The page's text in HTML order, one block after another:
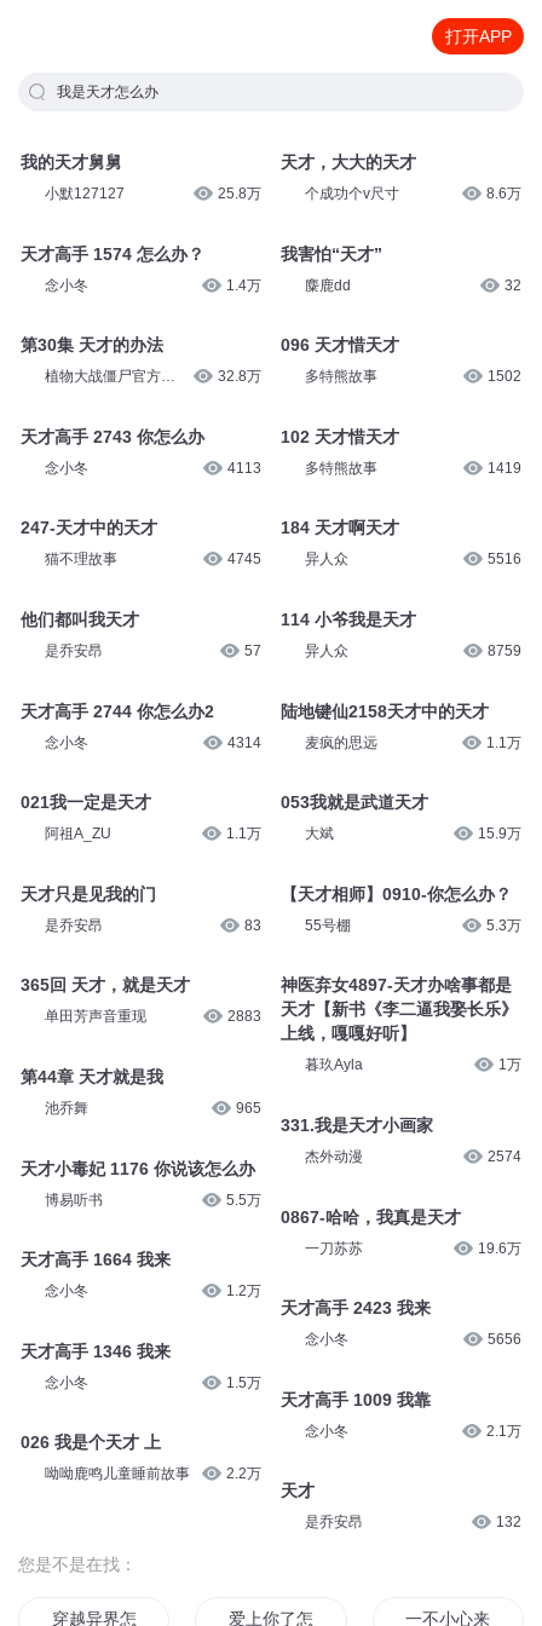
打开APP
我是天才怎么办
我的天才舅舅
小默127127 25.8万
天才高手 1574 怎么办？
念小冬 1.4万
第30集 天才的办法
植物大战僵尸官方频
32.8万
天才高手 2743 你怎么办
念小冬 4113
247-天才中的天才
猫不理故事 4745
他们都叫我天才
是乔安昂 57
天才高手 2744 你怎么办2
念小冬 4314
021我一定是天才
阿祖A_ZU 1.1万
天才只是见我的门
是乔安昂 83
365回 天才，就是天才
单田芳声音重现 2883
第44章 天才就是我
池乔舞 965
天才小毒妃 1176 你说该怎么办
博易听书 5.5万
天才高手 1664 我来
念小冬 1.2万
天才高手 1346 我来
念小冬 1.5万
026 我是个天才 上
呦呦鹿鸣儿童睡前故事 2.2万
天才，大大的天才
个成功个v尺寸 8.6万
我害怕“天才”
麋鹿dd 32
096 天才惜天才
多特熊故事 1502
102 天才惜天才
多特熊故事 1419
184 天才啊天才
异人众 5516
114 小爷我是天才
异人众 8759
陆地键仙2158天才中的天才
麦疯的思远 1.1万
053我就是武道天才
大斌 15.9万
【天才相师】0910-你怎么办？
55号棚 5.3万
神医弃女4897-天才办啥事都是
天才【新书《李二逼我娶长乐》
上线，嘎嘎好听】
暮玖Ayla 1万
331.我是天才小画家
杰外动漫 2574
0867-哈哈，我真是天才
一刀苏苏 19.6万
天才高手 2423 我来
念小冬 5656
天才高手 1009 我靠
念小冬 2.1万
天才
是乔安昂 132
您是不是在找：
穿越异界怎么办 爱上你了怎么办 一不小心来到远